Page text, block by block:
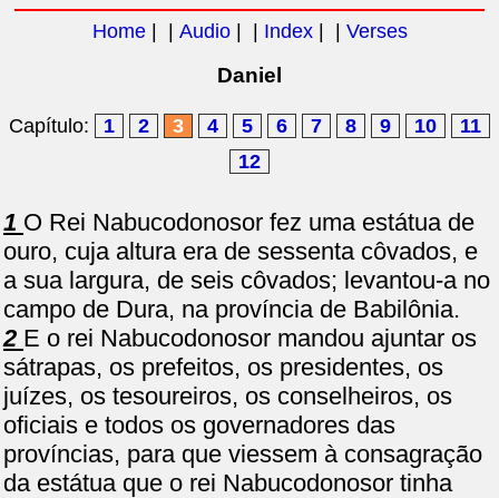
Home| | Audio| | Index| | Verses
Daniel
Capítulo: 1 2 3 4 5 6 7 8 9 10
11
12
1 O Rei Nabucodonosor fez uma estátua de
ouro, cuja altura era de sessenta côvados, e
a sua largura, de seis côvados; levantou-a no
campo de Dura, na província de Babilônia.
2 E o rei Nabucodonosor mandou ajuntar os
sátrapas, os prefeitos, os presidentes, os
juízes, os tesoureiros, os conselheiros, os
oficiais e todos os governadores das
províncias, para que viessem à consagração
da estátua que o rei Nabucodonosor tinha